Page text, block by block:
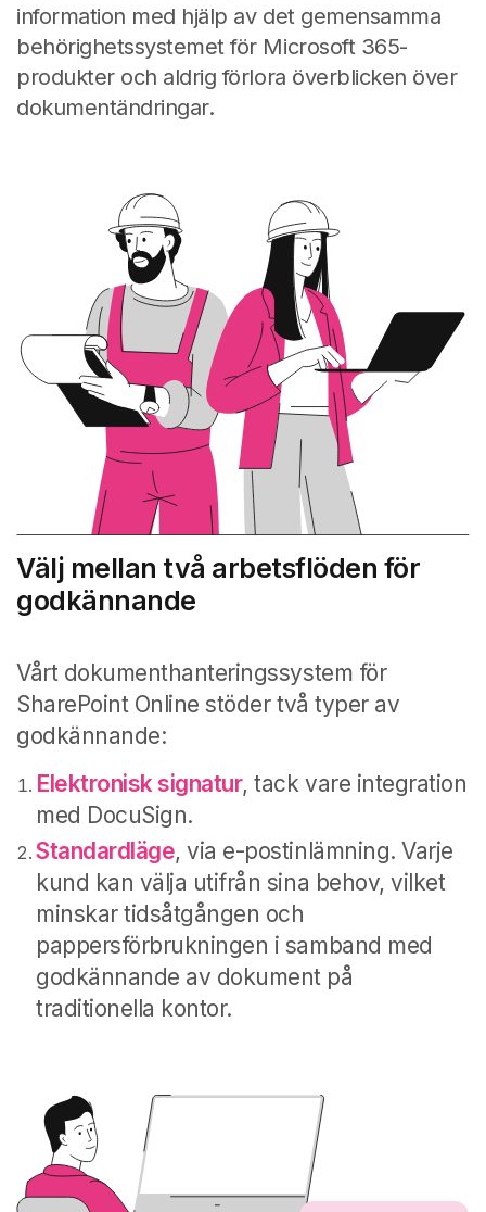
information med hjälp av det gemensamma
behörighetssystemet för Microsoft 365-
produkter och aldrig förlora överblicken över
dokumentändringar.
Välj mellan två arbetsflöden för
godkännande
Vårt dokumenthanteringssystem för
SharePoint Online stöder två typer av
godkännande:
Elektronisk signatur, tack vare integration
med DocuSign.
Standardläge, via e-postinlämning. Varje
kund kan välja utifrån sina behov, vilket
minskar tidsåtgången och
pappersförbrukningen i samband med
godkännande av dokument på
traditionella kontor.